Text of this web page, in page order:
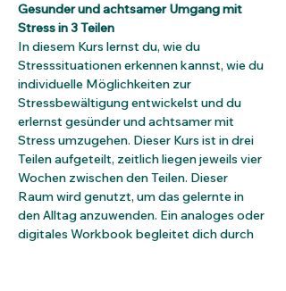
Gesunder und achtsamer Umgang mit
Stress in 3 Teilen
In diesem Kurs lernst du, wie du
Stresssituationen erkennen kannst, wie du
individuelle Möglichkeiten zur
Stressbewältigung entwickelst und du
erlernst gesünder und achtsamer mit
Stress umzugehen. Dieser Kurs ist in drei
Teilen aufgeteilt, zeitlich liegen jeweils vier
Wochen zwischen den Teilen. Dieser
Raum wird genutzt, um das gelernte in
den Alltag anzuwenden. Ein analoges oder
digitales Workbook begleitet dich durch